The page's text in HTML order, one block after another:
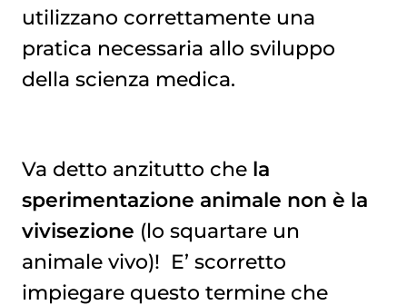
utilizzano correttamente una
pratica necessaria allo sviluppo
della scienza medica.
Va detto anzitutto che la
sperimentazione animale non è la
vivisezione (lo squartare un
animale vivo)! E’ scorretto
impiegare questo termine che